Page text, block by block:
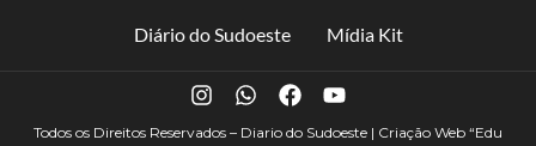
Diário do Sudoeste Mídia Kit
Todos os Direitos Reservados – Diario do Sudoeste | Criação Web “Edu